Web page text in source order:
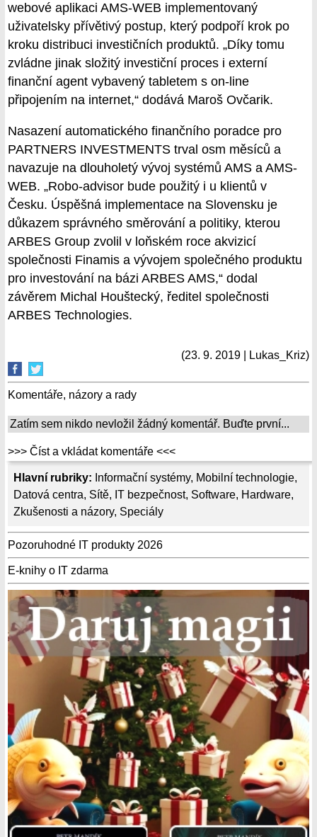
Hlavní rubriky: Informační systémy, Mobilní technologie,
Datová centra, Sítě, IT bezpečnost, Software, Hardware,
Zkušenosti a názory, Speciály
Pozoruhodné IT produkty 2026
E-knihy o IT zdarma
webové aplikaci AMS-WEB implementovaný
uživatelsky přívětivý postup, který podpoří krok po
kroku distribuci investičních produktů. „Díky tomu
zvládne jinak složitý investiční proces i externí
finanční agent vybavený tabletem s on-line
připojením na internet,“ dodává Maroš Ovčarik.
Nasazení automatického finančního poradce pro
PARTNERS INVESTMENTS trval osm měsíců a
navazuje na dlouholetý vývoj systémů AMS a AMS-
WEB. „Robo-advisor bude použitý i u klientů v
Česku. Úspěšná implementace na Slovensku je
důkazem správného směrování a politiky, kterou
ARBES Group zvolil v loňském roce akvizicí
společnosti Finamis a vývojem společného produktu
pro investování na bázi ARBES AMS,“ dodal
závěrem Michal Houštecký, ředitel společnosti
ARBES Technologies.
(23. 9. 2019 | Lukas_Kriz)
Komentáře, názory a rady
Zatím sem nikdo nevložil žádný komentář. Buďte první...
>>> Číst a vkládat komentáře <<<